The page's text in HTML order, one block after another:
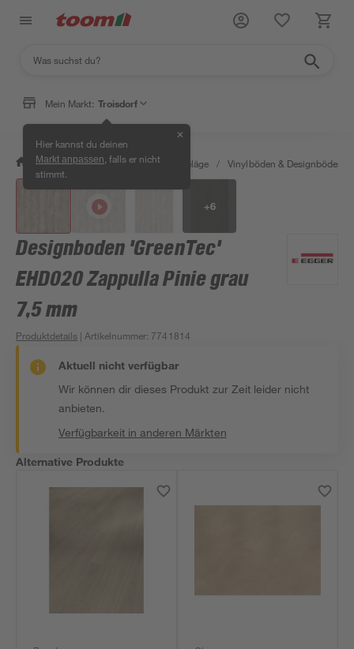
Mein Markt: Troisdorf
Hier kannst du deinen
Markt anpassen , falls er nicht
stimmt.
✕
/ Bauen & Renovieren / Bodenbeläge / Vinylböden & Designböden
+6
Designboden 'GreenTec'
EHD020 Zappulla Pinie grau
7,5 mm
Produktdetails | Artikelnummer: 7741814
Aktuell nicht verfügbar
Wir können dir dieses Produkt zur Zeit leider nicht
anbieten.
Verfügbarkeit in anderen Märkten
Alternative Produkte